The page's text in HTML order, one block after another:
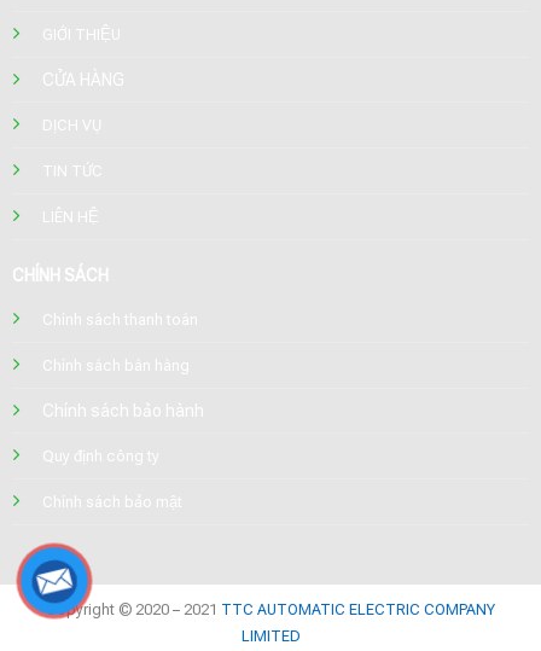
GIỚI THIỆU
CỬA HÀNG
DỊCH VỤ
TIN TỨC
LIÊN HỆ
CHÍNH SÁCH
Chính sách thanh toán
Chính sách bán hàng
Chính sách bảo hành
Quy định công ty
Chính sách bảo mật
Copyright © 2020 – 2021 TTC AUTOMATIC ELECTRIC COMPANY
LIMITED